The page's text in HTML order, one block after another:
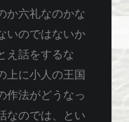
か六礼なのかな
いのではないか
え話をするな
上に小人の王国
作法がどうなっ
なのでは、とい